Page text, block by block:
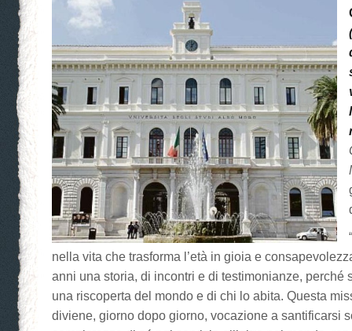
nella vita che trasforma l’età in gioia e
anni una storia, di incontri e di testimonianze, perché
una riscoperta del mondo e di chi lo abita. Questa
diviene, giorno dopo giorno, vocazione a santificarsi